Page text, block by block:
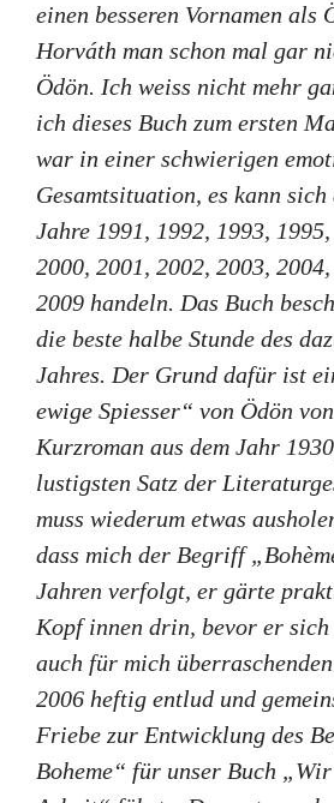
einen besseren Vornamen als
Horváth man schon mal gar
Ödön. Ich weiss nicht mehr
ich dieses Buch zum ersten
war in einer schwierigen
Gesamtsituation, es kann
Jahre 1991, 1992, 1993,
2000, 2001, 2002, 2003,
2009 handeln. Das Buch
die beste halbe Stunde des
Jahres. Der Grund dafür ist
ewige Spiesser“ von Ödön
Kurzroman aus dem Jahr
lustigsten Satz der
muss wiederum etwas
dass mich der Begriff
Jahren verfolgt, er gärte
Kopf innen drin, bevor er
auch für mich
2006 heftig entlud und
Friebe zur Entwicklung des
Boheme“ für unser Buch „Wir